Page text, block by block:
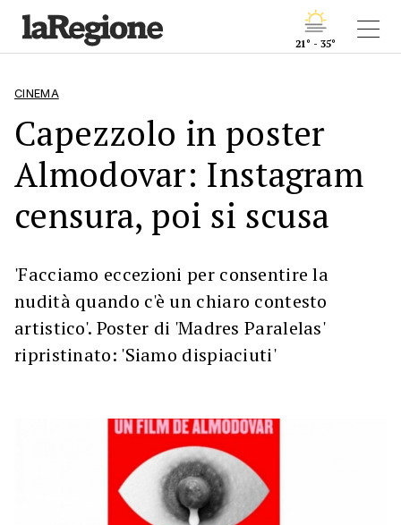
21° - 35°
CINEMA
Capezzolo in poster
Almodovar: Instagram
censura, poi si scusa
'Facciamo eccezioni per consentire la
nudità quando c'è un chiaro contesto
artistico'. Poster di 'Madres Paralelas'
ripristinato: 'Siamo dispiaciuti'